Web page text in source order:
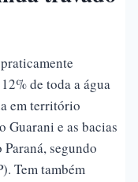
de toda a água
em território
Guarani e as bacias
segundo
Tem também